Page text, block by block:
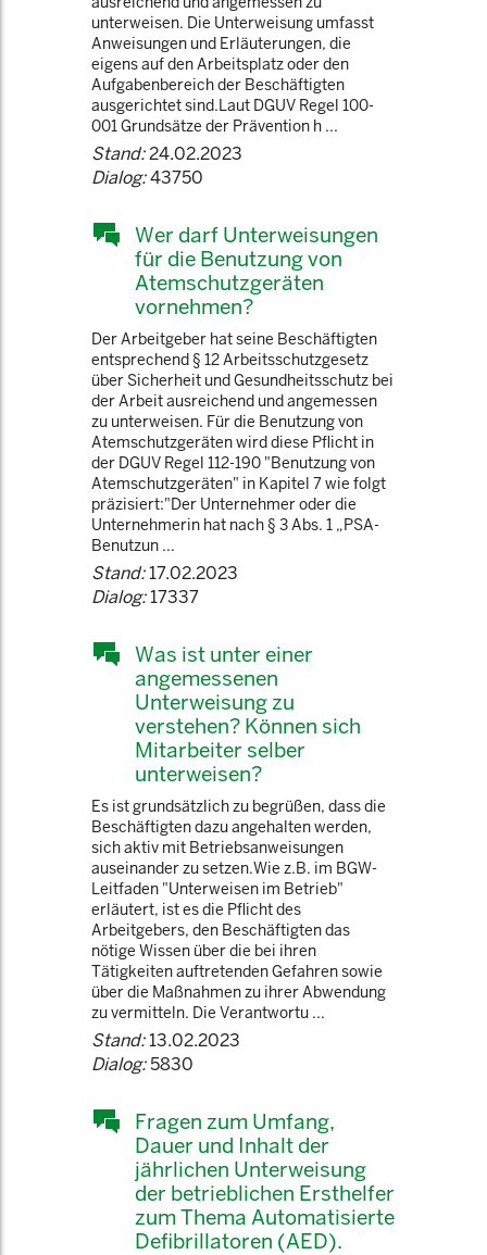
unterweisen. Die Unterweisung umfasst
Anweisungen und Erläuterungen, die
eigens auf den Arbeitsplatz oder den
Aufgabenbereich der Beschäftigten
ausgerichtet sind.Laut DGUV Regel 100-
001 Grundsätze der Prävention h ...
Stand:24.02.2023
Dialog:43750
Wer darf Unterweisungen
für die Benutzung von
Atemschutzgeräten
vornehmen?
Der Arbeitgeber hat seine Beschäftigten
entsprechend § 12 Arbeitsschutzgesetz
über Sicherheit und Gesundheitsschutz bei
der Arbeit ausreichend und angemessen
zu unterweisen. Für die Benutzung von
Atemschutzgeräten wird diese Pflicht in
der DGUV Regel 112-190 "Benutzung von
Atemschutzgeräten" in Kapitel 7 wie folgt
präzisiert:"Der Unternehmer oder die
Unternehmerin hat nach § 3 Abs. 1 „PSA-
Benutzun ...
Stand:17.02.2023
Dialog:17337
Was ist unter einer
angemessenen
Unterweisung zu
verstehen? Können sich
Mitarbeiter selber
unterweisen?
Es ist grundsätzlich zu begrüßen, dass die
Beschäftigten dazu angehalten werden,
sich aktiv mit Betriebsanweisungen
auseinander zu setzen.Wie z.B. im BGW-
Leitfaden "Unterweisen im Betrieb"
erläutert, ist es die Pflicht des
Arbeitgebers, den Beschäftigten das
nötige Wissen über die bei ihren
Tätigkeiten auftretenden Gefahren sowie
über die Maßnahmen zu ihrer Abwendung
zu vermitteln. Die Verantwortu ...
Stand:13.02.2023
Dialog:5830
Fragen zum Umfang,
Dauer und Inhalt der
jährlichen Unterweisung
der betrieblichen Ersthelfer
zum Thema Automatisierte
Defibrillatoren (AED).